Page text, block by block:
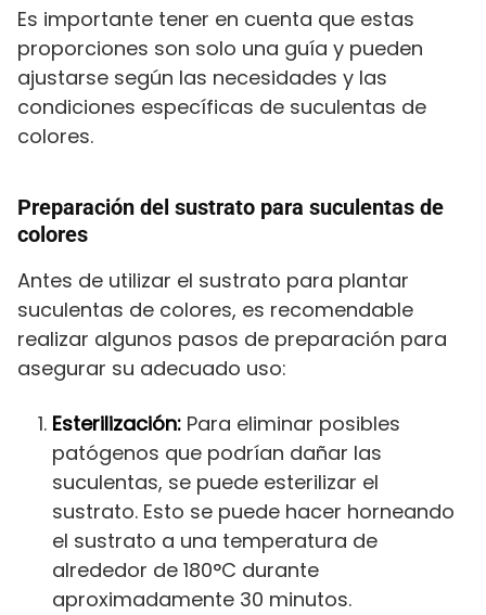
Es importante tener en cuenta que estas
proporciones son solo una guía y pueden
ajustarse según las necesidades y las
condiciones específicas de suculentas de
colores.
Preparación del sustrato para suculentas de
colores
Antes de utilizar el sustrato para plantar
suculentas de colores, es recomendable
realizar algunos pasos de preparación para
asegurar su adecuado uso:
Esterilización: Para eliminar posibles
patógenos que podrían dañar las
suculentas, se puede esterilizar el
sustrato. Esto se puede hacer horneando
el sustrato a una temperatura de
alrededor de 180°C durante
aproximadamente 30 minutos.